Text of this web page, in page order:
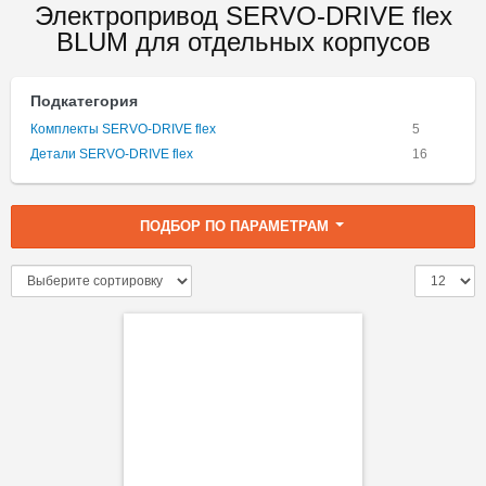
Электропривод SERVO-DRIVE flex
BLUM для отдельных корпусов
Подкатегория
Комплекты SERVO-DRIVE flex
5
Детали SERVO-DRIVE flex
16
ПОДБОР ПО ПАРАМЕТРАМ